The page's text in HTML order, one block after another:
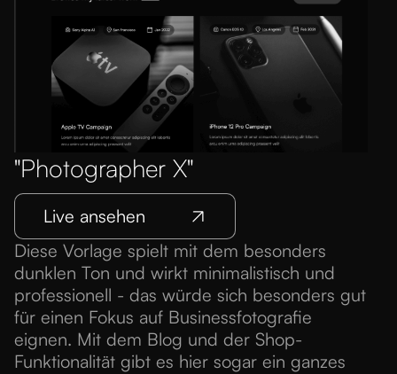
"Photographer X"
Live ansehen
Diese Vorlage spielt mit dem besonders
dunklen Ton und wirkt minimalistisch und
professionell - das würde sich besonders gut
für einen Fokus auf Businessfotografie
eignen. Mit dem Blog und der Shop-
Funktionalität gibt es hier sogar ein ganzes